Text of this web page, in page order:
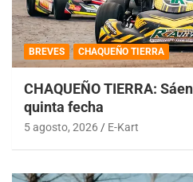
BREVES CHAQUEÑO TIERRA
CHAQUEÑO TIERRA:
quinta fecha
5 agosto, 2026 E-Kart